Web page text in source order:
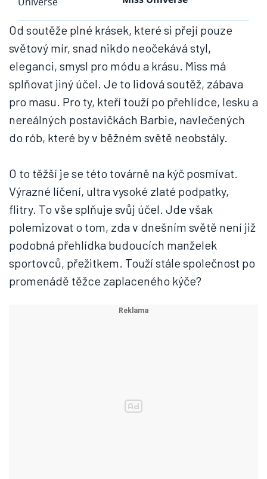
Od soutěže plné krásek, které si přejí pouze
světový mír, snad nikdo neočekává styl,
eleganci, smysl pro módu a krásu. Miss má
splňovat jiný účel. Je to lidová soutěž, zábava
pro masu. Pro ty, kteří touží po přehlídce, lesku a
nereálných postavičkách Barbie, navlečených
do rób, které by v běžném světě neobstály.
O to těžší je se této továrně na kýč posmívat.
Výrazné líčení, ultra vysoké zlaté podpatky,
flitry. To vše splňuje svůj účel. Jde však
polemizovat o tom, zda v dnešním světě není již
podobná přehlídka budoucích manželek
sportovců, přežitkem. Touží stále společnost po
promenádě těžce zaplaceného kýče?